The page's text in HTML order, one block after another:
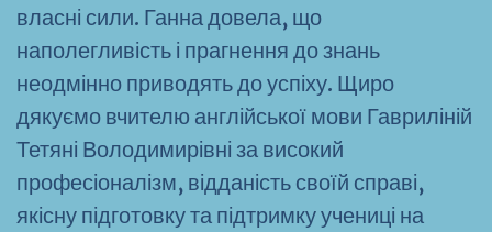
власні сили. Ганна довела, що
наполегливість і прагнення до знань
неодмінно приводять до успіху. Щиро
дякуємо вчителю англійської мови Гавриліній
Тетяні Володимирівні за високий
професіоналізм, відданість своїй справі,
якісну підготовку та підтримку учениці на